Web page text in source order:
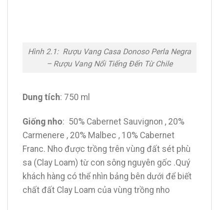
Hình 2.1: Rượu Vang Casa Donoso Perla Negra
– Rượu Vang Nổi Tiếng Đến Từ Chile
Dung tích: 750 ml
Giống nho: 50% Cabernet Sauvignon , 20%
Carmenere , 20% Malbec , 10% Cabernet
Franc. Nho được trồng trên vùng đất sét phù
sa (Clay Loam) từ con sông nguyên gốc .Quý
khách hàng có thể nhìn bảng bên dưới để biết
chất đất Clay Loam của vùng trồng nho